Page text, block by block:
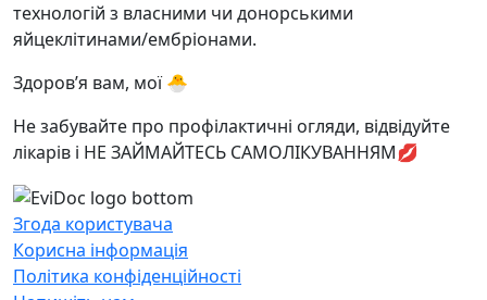
технологій з власними чи донорськими
яйцеклітинами/ембріонами.
Здоровʼя вам, мої 🐣
Не забувайте про профілактичні огляди, відвідуйте
лікарів і НЕ ЗАЙМАЙТЕСЬ САМОЛІКУВАННЯМ💋
Згода користувача
Корисна інформація
Політика конфіденційності